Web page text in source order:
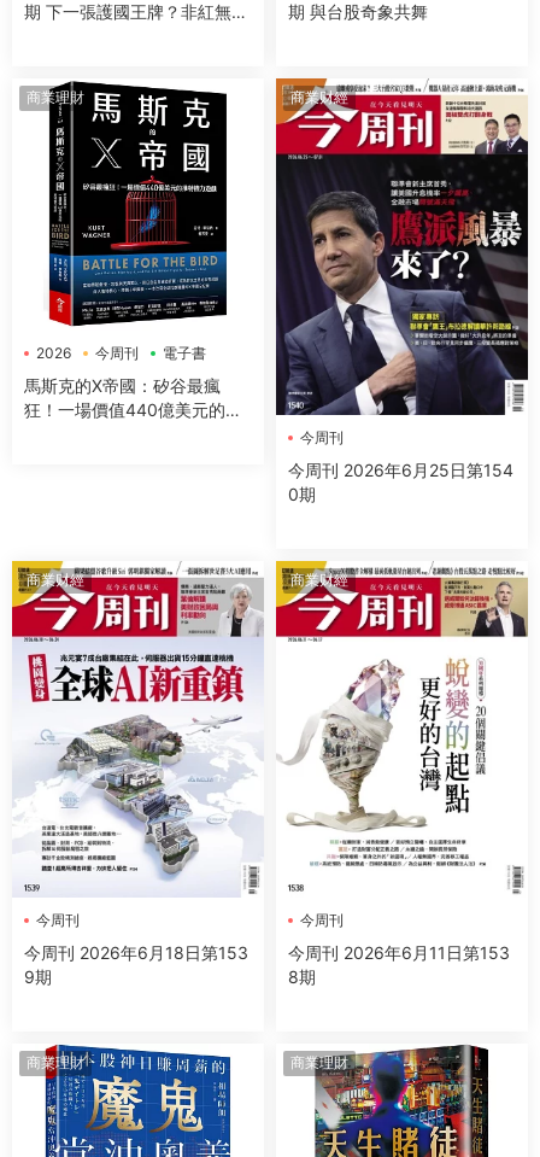
期 下一張護國王牌？非紅無人
期 與台股奇象共舞
商業理財
2026 今周刊 電子書
馬斯克的X帝國：矽谷最瘋
狂！一場價值440億美元的推
商業财經
今周刊
今周刊 2026年6月25日第154
0期
商業财經
今周刊
今周刊 2026年6月18日第153
9期
商業财經
今周刊
今周刊 2026年6月11日第153
8期
商業理財 商業理財